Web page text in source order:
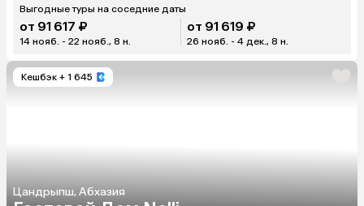
Выгодные туры на соседние даты
от 91 617 ₽
14 нояб. - 22 нояб., 8 н.
от 91 619 ₽
26 нояб. - 4 дек., 8 н.
Кешбэк + 1 645
Цандрыпш, Абхазия